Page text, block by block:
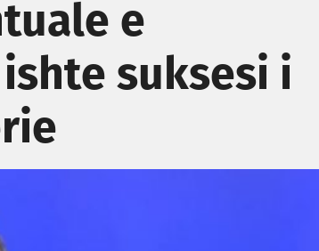
e
suksesi i